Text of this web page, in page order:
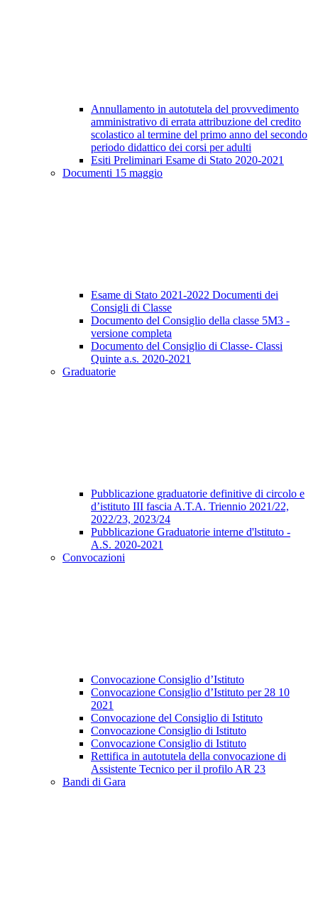
Annullamento in autotutela del provvedimento
amministrativo di errata attribuzione del credito
scolastico al termine del primo anno del secondo
periodo didattico dei corsi per adulti
Esiti Preliminari Esame di Stato 2020-2021
Documenti 15 maggio
Esame di Stato 2021-2022 Documenti dei
Consigli di Classe
Documento del Consiglio della classe 5M3 -
versione completa
Documento del Consiglio di Classe- Classi
Quinte a.s. 2020-2021
Graduatorie
Pubblicazione graduatorie definitive di circolo e
d’istituto III fascia A.T.A. Triennio 2021/22,
2022/23, 2023/24
Pubblicazione Graduatorie interne d'lstituto -
A.S. 2020-2021
Convocazioni
Convocazione Consiglio d’Istituto
Convocazione Consiglio d’Istituto per 28 10
2021
Convocazione del Consiglio di Istituto
Convocazione Consiglio di Istituto
Convocazione Consiglio di Istituto
Rettifica in autotutela della convocazione di
Assistente Tecnico per il profilo AR 23
Bandi di Gara